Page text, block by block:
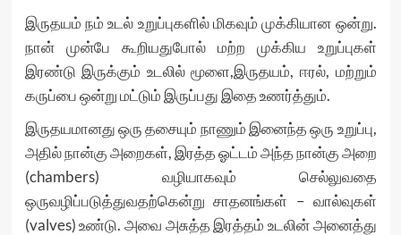
இருதயம் நம் உடல் உறுப்புகளில் மிகவும் முக்கியான ஒன்று.
நான் முன்பே கூறியதுபோல் மற்ற முக்கிய உறுப்புகள்
இரண்டு இருக்கும் உடலில் மூளை,இருதயம், ஈரல், மற்றும்
கருப்பை ஒன்று மட்டும் இருப்பது இதை உணர்த்தும்.
இருதயமானது ஒரு தசையும் நாணும் இனைந்த ஒரு உறுப்பு,
அதில் நான்கு அறைகள், இரத்த ஓட்டம் அந்த நான்கு அறை
(chambers) வழியாகவும் செல்லுவதை
ஒருவழிப்படுத்துவதற்கென்று சாதனங்கள் – வால்வுகள்
(valves) உண்டு. அவை அசுத்த இரத்தம் உடலின் அனைத்து